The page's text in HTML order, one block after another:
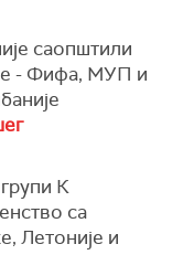
саопштили
- Фифа, МУП и
К
са
Летоније и